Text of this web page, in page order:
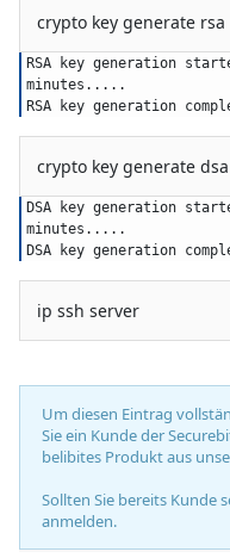
crypto key generate rsa
RSA key generation
minutes.....
RSA key generation
crypto key generate dsa
DSA key generation
minutes.....
DSA key generation
ip ssh server
Um diesen Eintrag
Sie ein Kunde der
belibites Produkt aus
Sollten Sie bereits Kunde
anmelden.